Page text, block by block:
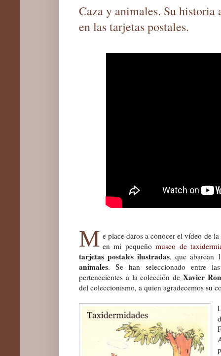
Caza y animales. Su historia
en las tarjetas postales.
M e place daros a conocer el vídeo de
en mi pequeñomuseo de
tarjetas postales ilustradas, que abarcan
animales. Se han seleccionado entre
pertenecientes a la colección de Xavier
del coleccionismo, a quien agradecemos su